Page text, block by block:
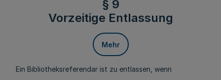
§ 9
Vorzeitige Entlassung
Mehr
Ein Bibliotheksreferendar ist zu entlassen, wenn